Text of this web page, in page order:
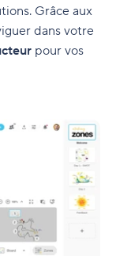
Grâce aux
dans votre
pour vos